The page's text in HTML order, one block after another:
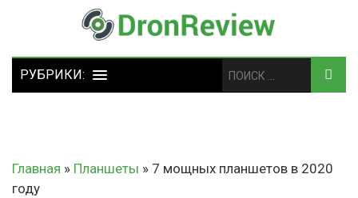
Главная » Планшеты » 7 мощных планшетов в 2020
году